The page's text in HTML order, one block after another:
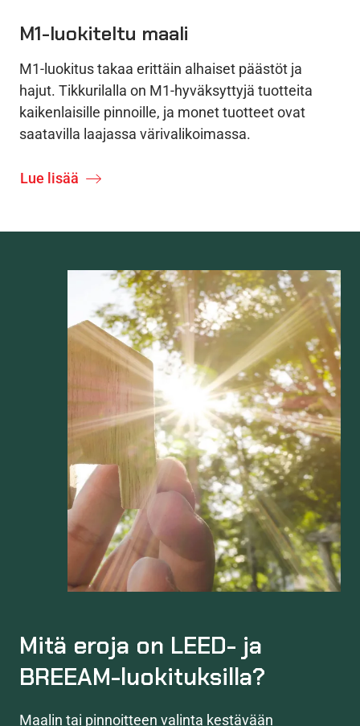
M1-luokiteltu maali
M1-luokitus takaa erittäin alhaiset päästöt ja
hajut. Tikkurilalla on M1-hyväksyttyjä tuotteita
kaikenlaisille pinnoille, ja monet tuotteet ovat
saatavilla laajassa värivalikoimassa.
Lue lisää
Mitä eroja on LEED- ja
BREEAM-luokituksilla?
Maalin tai pinnoitteen valinta kestävään